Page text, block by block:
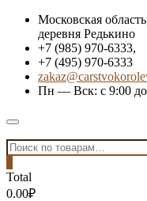
Skip
content
Московская
деревня Редькино
+7 (985) 970-6333,
+7 (495) 970-6333
Пн — Вск: с 9:00
Topbar
Menu
Искать:
Total
0.00₽